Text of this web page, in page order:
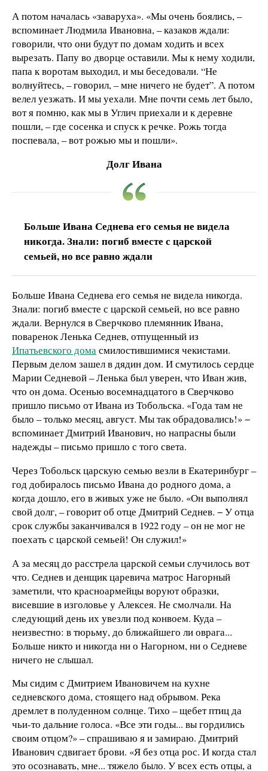
А потом началась «заваруха». «Мы очень боялись, –
вспоминает Людмила Ивановна, – казаков ждали:
говорили, что они будут по домам ходить и всех
вырезать. Папу во дворце оставили. Мы к нему ходили,
папа к воротам выходил, и мы беседовали. “Не
волнуйтесь, – говорил, – мне ничего не будет”. А потом
велел уезжать. И мы уехали. Мне почти семь лет было,
вот я помню, как мы в Углич приехали и к деревне
пошли, – где сосенка и спуск к речке. Рожь тогда
поспевала, – вот рожью мы и пошли».
Долг Ивана
Больше Ивана Седнева его семья не видела
никогда. Знали: погиб вместе с царской
семьей, но все равно ждали
Больше Ивана Седнева его семья не видела никогда.
Знали: погиб вместе с царской семьей, но все равно
ждали. Вернулся в Сверчково племянник Ивана,
поваренок Ленька Седнев, отпущенный из
Ипатьевского домасмилостившимися чекистами.
Первым делом зашел в дядин дом. И смутилось сердце
Марии Седневой – Ленька был уверен, что Иван жив,
что он дома. Осенью восемнадцатого в Сверчково
пришло письмо от Ивана из Тобольска. «Года там не
было – только месяц, август. Мы так обрадовались!» −
вспоминает Дмитрий Иванович, но напрасны были
надежды – письмо пришло с того света.
Через Тобольск царскую семью везли в Екатеринбург –
год добиралось письмо Ивана до родного дома, а
когда дошло, его в живых уже не было. «Он выполнял
свой долг, – говорит об отце Дмитрий Седнев. − У отца
срок службы заканчивался в 1922 году – он не мог не
поехать с царской семьей! Он служил!»
А за месяц до расстрела царской семьи случилось вот
что. Седнев и денщик царевича матрос Нагорный
заметили, что красноармейцы воруют образки,
висевшие в изголовье у Алексея. Не смолчали. На
следующий день их увезли под конвоем. Куда –
неизвестно: в тюрьму, до ближайшего ли оврага...
Больше никто и никогда ни о Нагорном, ни о Седневе
ничего не слышал.
Мы сидим с Дмитрием Ивановичем на кухне
седневского дома, стоящего над обрывом. Река
дремлет в полуденном солнце. Тихо – щебет птиц да
чьи-то дальние голоса. «Все эти годы... вы гордились
своим отцом?» – спрашиваю я и замираю. Дмитрий
Иванович сдвигает брови. «Я без отца рос. И когда стал
это осознавать, мне... тяжело было. У всех есть отцы, а